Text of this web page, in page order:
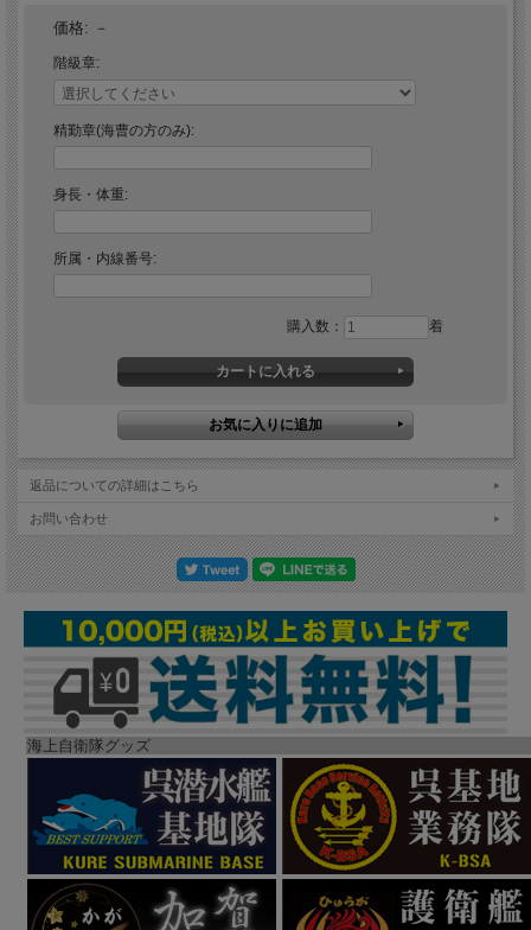
価格: －
階級章:
精勤章(海曹の方のみ):
身長・体重:
所属・内線番号:
購入数： 着
返品についての詳細はこちら
お問い合わせ
海上自衛隊グッズ